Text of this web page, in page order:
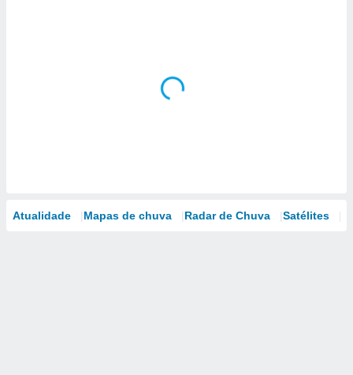
Atualidade Mapas de chuva Radar de Chuva Satélites